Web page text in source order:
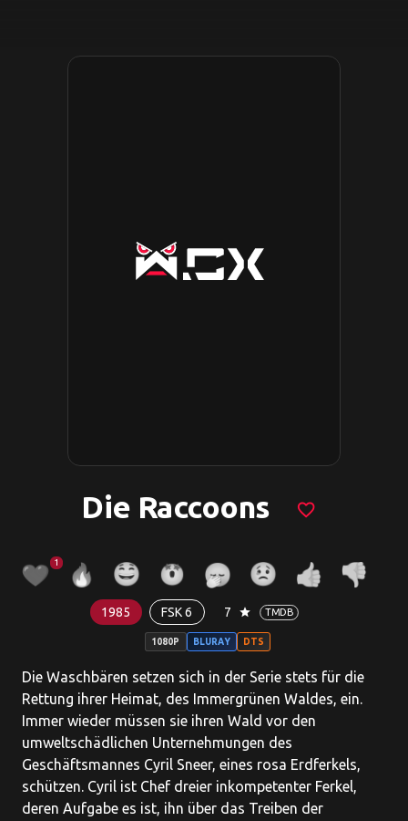
Die Raccoons favorite_border
1
1985 FSK 6 7 star TMDB
1080P BLURAY DTS
Die Waschbären setzen sich in der Serie stets für die
Rettung ihrer Heimat, des Immergrünen Waldes, ein.
Immer wieder müssen sie ihren Wald vor den
umweltschädlichen Unternehmungen des
Geschäftsmannes Cyril Sneer, eines rosa Erdferkels,
schützen. Cyril ist Chef dreier inkompetenter Ferkel,
deren Aufgabe es ist, ihn über das Treiben der